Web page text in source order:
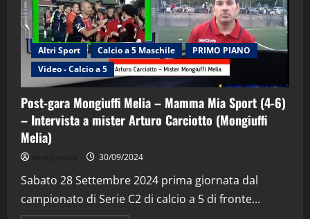
Altri Sport Calcio a 5 Maschile
PRIMO PIANO
Video - Calcio a 5
Post-gara Mongiuffi Melia – Mamma Mia Sport (4-6)
– Intervista a mister Arturo Carciotto (Mongiuffi
Melia)
30/09/2024
Sabato 28 Settembre 2024 prima giornata dal
campionato di Serie C2 di calcio a 5 di fronte...
2
“SportEmpire” in Podcast: 29^ Puntata
(Martedi 28 Aprile 2026)
28/04/2026